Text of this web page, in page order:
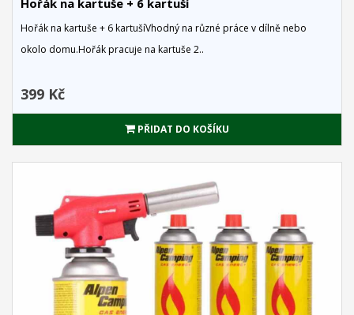
Hořák na kartuše + 6 kartuší
Hořák na kartuše + 6 kartušíVhodný na různé práce v dílně nebo
okolo domu.Hořák pracuje na kartuše 2..
399 Kč
PŘIDAT DO KOŠÍKU